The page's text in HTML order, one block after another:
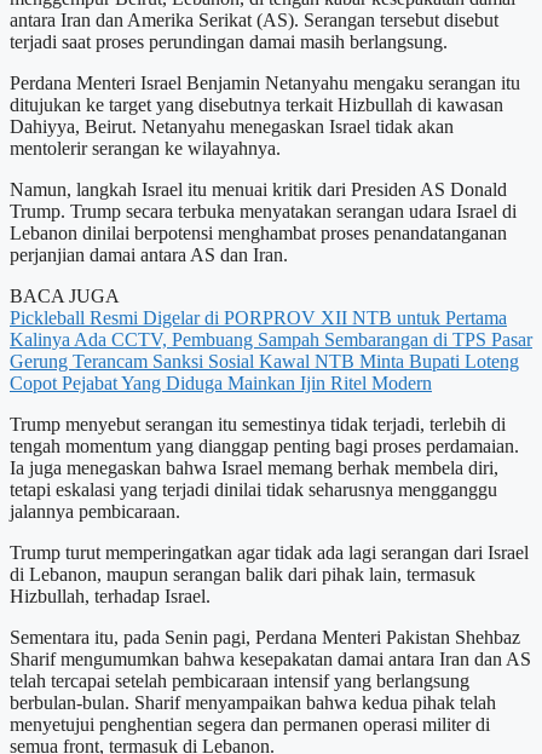
antara Iran dan Amerika Serikat (AS). Serangan tersebut disebut
terjadi saat proses perundingan damai masih berlangsung.
Perdana Menteri Israel Benjamin Netanyahu mengaku serangan itu
ditujukan ke target yang disebutnya terkait Hizbullah di kawasan
Dahiyya, Beirut. Netanyahu menegaskan Israel tidak akan
mentolerir serangan ke wilayahnya.
Namun, langkah Israel itu menuai kritik dari Presiden AS Donald
Trump. Trump secara terbuka menyatakan serangan udara Israel di
Lebanon dinilai berpotensi menghambat proses penandatanganan
perjanjian damai antara AS dan Iran.
BACA JUGA
Pickleball Resmi Digelar di PORPROV XII NTB untuk Pertama
Kalinya Ada CCTV, Pembuang Sampah Sembarangan di TPS Pasar
Gerung Terancam Sanksi Sosial Kawal NTB Minta Bupati Loteng
Copot Pejabat Yang Diduga Mainkan Ijin Ritel Modern
Trump menyebut serangan itu semestinya tidak terjadi, terlebih di
tengah momentum yang dianggap penting bagi proses perdamaian.
Ia juga menegaskan bahwa Israel memang berhak membela diri,
tetapi eskalasi yang terjadi dinilai tidak seharusnya mengganggu
jalannya pembicaraan.
Trump turut memperingatkan agar tidak ada lagi serangan dari Israel
di Lebanon, maupun serangan balik dari pihak lain, termasuk
Hizbullah, terhadap Israel.
Sementara itu, pada Senin pagi, Perdana Menteri Pakistan Shehbaz
Sharif mengumumkan bahwa kesepakatan damai antara Iran dan AS
telah tercapai setelah pembicaraan intensif yang berlangsung
berbulan-bulan. Sharif menyampaikan bahwa kedua pihak telah
menyetujui penghentian segera dan permanen operasi militer di
semua front, termasuk di Lebanon.